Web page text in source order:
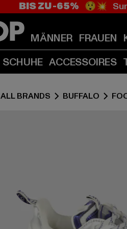
BIS ZU -65% 😲💥
MÄNNER FRAUEN
SCHUHE ACCESSOIRES
ALL BRANDS BUFFALO